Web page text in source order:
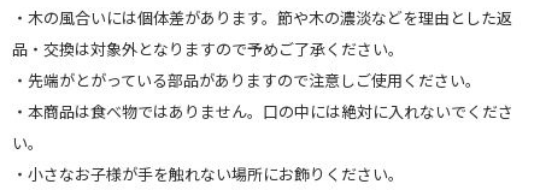
・木の風合いには個体差があります。節や木の濃淡などを理由とした返
品・交換は対象外となりますので予めご了承ください。
・先端がとがっている部品がありますので注意しご使用ください。
・本商品は食べ物ではありません。口の中には絶対に入れないでくださ
い。
・小さなお子様が手を触れない場所にお飾りください。